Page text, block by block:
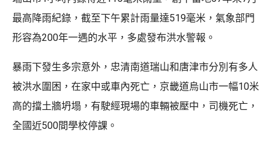
最高降雨紀錄，截至下午累計雨量達519毫米，氣象部門
形容為200年一遇的水平，多處發布洪水警報。
暴雨下發生多宗意外，忠清南道瑞山和唐津市分別有多人
被洪水圍困，在家中或車內死亡，京畿道烏山市一幅10米
高的擋土牆坍塌，有駛經現場的車輛被壓中，司機死亡，
全國近500間學校停課。